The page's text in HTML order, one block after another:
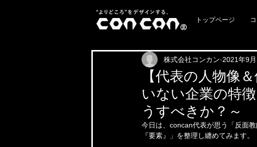
トップページ
【代表の人物像
いない企業の特
うすべきか？～
株式会社コンカン 2021年9
今日は、concan代表が思う「反面
『要素』」を整理し纏めてみます。